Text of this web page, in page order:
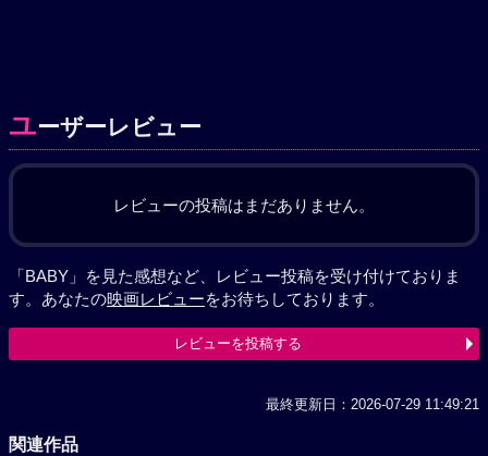
ユーザーレビュー
レビューの投稿はまだありません。
「BABY」を見た感想など、レビュー投稿を受け付けておりま
す。あなたの映画レビューをお待ちしております。
レビューを投稿する
最終更新日：2026-07-29 11:49:21
関連作品